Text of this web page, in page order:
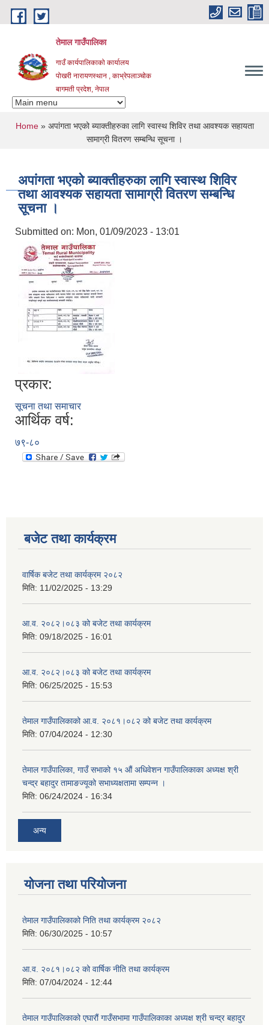
Skip to main content
तेमाल गाउँपालिका
गाउँ कार्यपालिकाको कार्यालय
पोखरी नारायणस्थान , काभ्रेपलाञ्चोक ‌‌‍‍‍‍‍‍
बागमती प्रदेश, नेपाल
You are here
Home» अपांगता भएको ब्याक्तीहरुका लागि स्वास्थ शिविर तथा आवश्यक सहायता
सामाग्री वितरण सम्बन्धि सूचना ।
अपांगता भएको ब्याक्तीहरुका लागि स्वास्थ शिविर
तथा आवश्यक सहायता सामाग्री वितरण सम्बन्धि
सूचना ।
Submitted on: Mon, 01/09/2023 - 13:01
प्रकार:
सूचना तथा समाचार
आर्थिक वर्ष:
७९-८०
बजेट तथा कार्यक्रम
वार्षिक बजेट तथा कार्यक्रम २०८२
मिति: 11/02/2025 - 13:29
आ.व. २०८२।०८३ को बजेट तथा कार्यक्रम
मिति: 09/18/2025 - 16:01
आ.व. २०८२।०८३ को बजेट तथा कार्यक्रम
मिति: 06/25/2025 - 15:53
तेमाल गाउँपालिकाको आ.व. २०८१।०८२ को बजेट तथा कार्यक्रम
मिति: 07/04/2024 - 12:30
तेमाल गाउँपालिका, गाउँ सभाको १५ औं अधिवेशन गाउँपालिकाका अध्यक्ष श्री
चन्द्र बहादुर तामाङज्यूको सभाध्यक्षतामा सम्पन्न ।
मिति: 06/24/2024 - 16:34
अन्य
योजना तथा परियोजना
तेमाल गाउँपालिकाको निति तथा कार्यक्रम २०८२
मिति: 06/30/2025 - 10:57
आ.व. २०८१।०८२ को वार्षिक नीति तथा कार्यक्रम
मिति: 07/04/2024 - 12:44
तेमाल गाउँपालिकाको एघारौं गाउँसभामा गाउँपालिकाका अध्यक्ष श्री चन्द्र बहादुर